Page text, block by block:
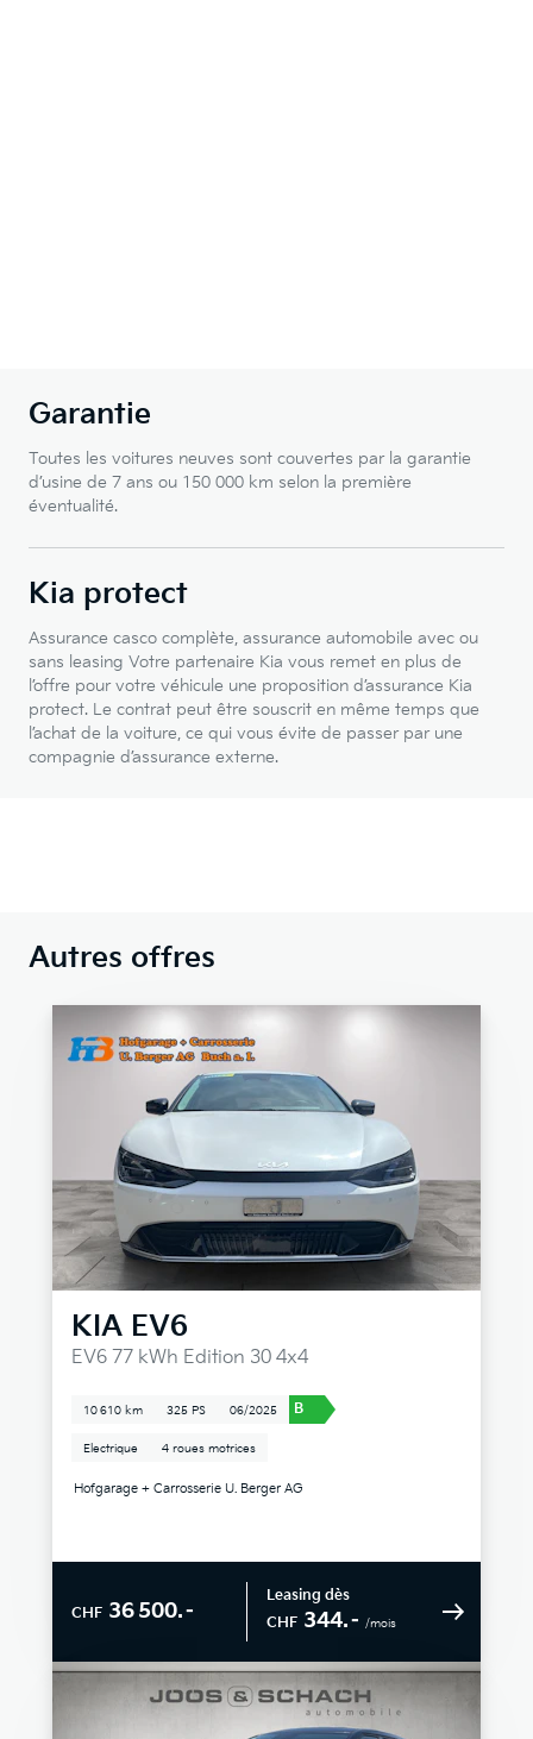
Garantie
Toutes les voitures neuves sont couvertes par la garantie
d’usine de 7 ans ou 150 000 km selon la première
éventualité.
Kia protect
Assurance casco complète, assurance automobile avec ou
sans leasing Votre partenaire Kia vous remet en plus de
l’offre pour votre véhicule une proposition d’assurance Kia
protect. Le contrat peut être souscrit en même temps que
l’achat de la voiture, ce qui vous évite de passer par une
compagnie d’assurance externe.
Autres offres
KIA EV6
EV6 77 kWh Edition 30 4x4
10 610 km 325 PS 06/2025 B
Electrique 4 roues motrices
Hofgarage + Carrosserie U. Berger AG
CHF 36 500.–
Leasing dès
CHF 344.– /mois